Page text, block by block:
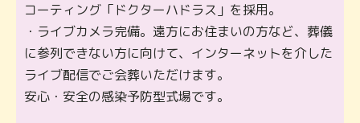
コーティング「ドクターハドラス」を採用。
・ライブカメラ完備。遠方にお住まいの方など、葬儀
に参列できない方に向けて、インターネットを介した
ライブ配信でご会葬いただけます。
安心・安全の感染予防型式場です。